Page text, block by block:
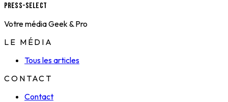
Press-Select
Votre média Geek & Pro
LE MÉDIA
Tous les articles
CONTACT
Contact